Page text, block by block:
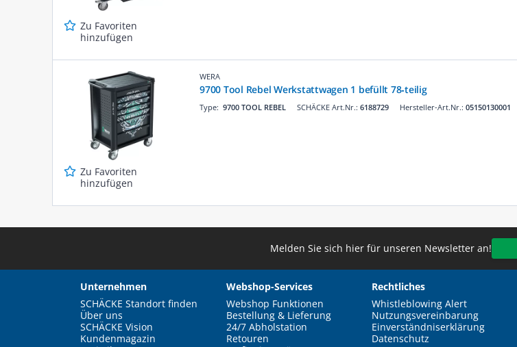
Zu Favoriten
hinzufügen
Zu Favoriten
hinzufügen
WERA
9700 Tool Rebel Werkstattwagen 1 befüllt 78‑teilig
SCHÄCKE Art.Nr.: 6188729
Type: 9700 TOOL REBEL Hersteller-Art.Nr.: 05150130001
Melden Sie sich hier für unseren Newsletter an!
Unternehmen
SCHÄCKE Standort finden
Über uns
SCHÄCKE Vision
Kundenmagazin
Webshop-Services
Webshop Funktionen
Bestellung & Lieferung
24/7 Abholstation
Retouren
Rechtliches
Whistleblowing Alert
Nutzungsvereinbarung
Einverständniserklärung
Datenschutz